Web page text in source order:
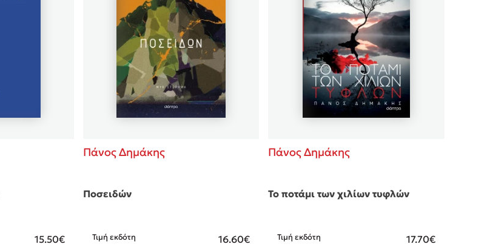
15.50€
Πάνος Δημάκης
Ποσειδών
Τιμή εκδότη
16.60€
Πάνος Δημάκης
Το ποτάμι των χιλίων τυφλών
Τιμή εκδότη
17.70€